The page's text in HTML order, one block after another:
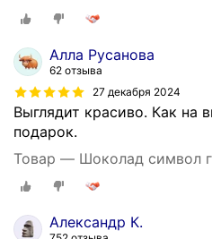
Алла Русанова
62 отзыва
27 декабря 2024
Выглядит красиво. Как на
подарок.
Товар — Шоколад символ
Александр К.